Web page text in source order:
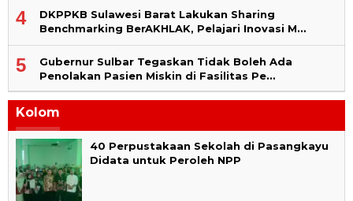
4
DKPPKB Sulawesi Barat Lakukan Sharing
Benchmarking BerAKHLAK, Pelajari Inovasi M…
5
Gubernur Sulbar Tegaskan Tidak Boleh Ada
Penolakan Pasien Miskin di Fasilitas Pe…
Kolom
40 Perpustakaan Sekolah di Pasangkayu
Didata untuk Peroleh NPP